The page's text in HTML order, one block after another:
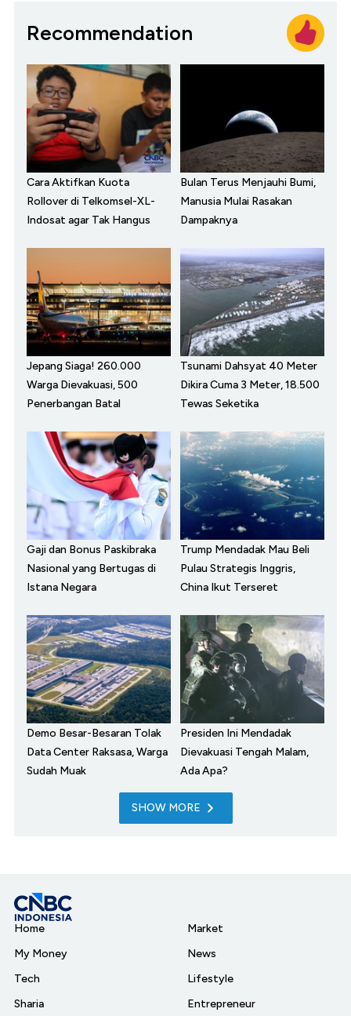
Recommendation
Cara Aktifkan Kuota
Rollover di Telkomsel-XL-
Indosat agar Tak Hangus
Bulan Terus Menjauhi Bumi,
Manusia Mulai Rasakan
Dampaknya
Jepang Siaga! 260.000
Warga Dievakuasi, 500
Penerbangan Batal
Tsunami Dahsyat 40 Meter
Dikira Cuma 3 Meter, 18.500
Tewas Seketika
Gaji dan Bonus Paskibraka
Nasional yang Bertugas di
Istana Negara
Trump Mendadak Mau Beli
Pulau Strategis Inggris,
China Ikut Terseret
Demo Besar-Besaran Tolak
Data Center Raksasa, Warga
Sudah Muak
Presiden Ini Mendadak
Dievakuasi Tengah Malam,
Ada Apa?
SHOW MORE
Home
My Money
Tech
Sharia
Market
News
Lifestyle
Entrepreneur